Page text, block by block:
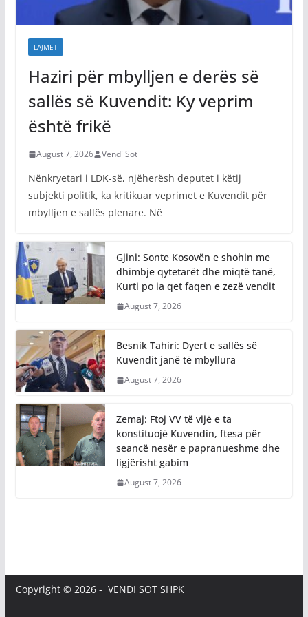
LAJMET
Haziri për mbylljen e derës së
sallës së Kuvendit: Ky veprim
është frikë
August 7, 2026 Vendi Sot
Nënkryetari i LDK-së, njëherësh deputet i këtij
subjekti politik, ka kritikuar veprimet e Kuvendit për
mbylljen e sallës plenare. Në
Gjini: Sonte Kosovën e shohin me
dhimbje qytetarët dhe miqtë tanë,
Kurti po ia qet faqen e zezë vendit
August 7, 2026
Besnik Tahiri: Dyert e sallës së
Kuvendit janë të mbyllura
August 7, 2026
Zemaj: Ftoj VV të vijë e ta
konstituojë Kuvendin, ftesa për
seancë nesër e papranueshme dhe
ligjërisht gabim
August 7, 2026
Copyright © 2026 - VENDI SOT SHPK